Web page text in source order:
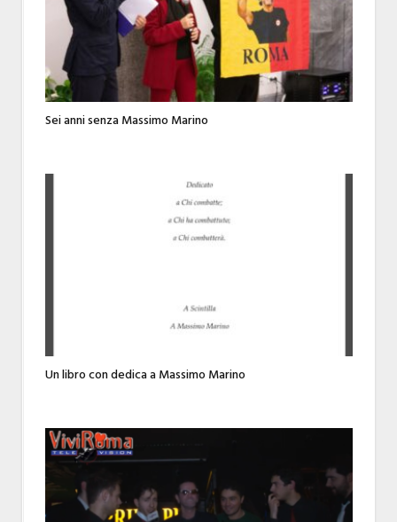
Sei anni senza Massimo Marino
Un libro con dedica a Massimo Marino